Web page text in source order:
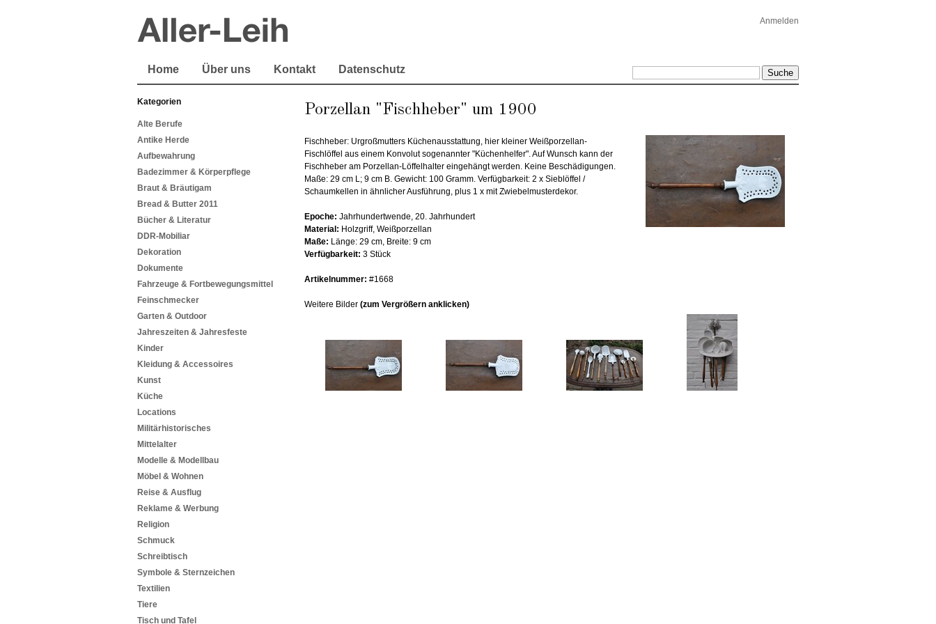
Anmelden
Home Über uns Kontakt Datenschutz
Kategorien
Alte Berufe
Antike Herde
Aufbewahrung
Badezimmer & Körperpflege
Braut & Bräutigam
Bread & Butter 2011
Bücher & Literatur
DDR-Mobiliar
Dekoration
Dokumente
Fahrzeuge & Fortbewegungsmittel
Feinschmecker
Garten & Outdoor
Jahreszeiten & Jahresfeste
Kinder
Kleidung & Accessoires
Kunst
Küche
Locations
Militärhistorisches
Mittelalter
Modelle & Modellbau
Möbel & Wohnen
Reise & Ausflug
Reklame & Werbung
Religion
Schmuck
Schreibtisch
Symbole & Sternzeichen
Textilien
Tiere
Tisch und Tafel
Porzellan "Fischheber" um 1900
Fischheber: Urgroßmutters Küchenausstattung, hier kleiner Weißporzellan-
Fischlöffel aus einem Konvolut sogenannter "Küchenhelfer". Auf Wunsch kann der
Fischheber am Porzellan-Löffelhalter eingehängt werden. Keine Beschädigungen.
Maße: 29 cm L; 9 cm B. Gewicht: 100 Gramm. Verfügbarkeit: 2 x Sieblöffel /
Schaumkellen in ähnlicher Ausführung, plus 1 x mit Zwiebelmusterdekor.
Epoche: Jahrhundertwende, 20. Jahrhundert
Material: Holzgriff, Weißporzellan
Maße: Länge: 29 cm, Breite: 9 cm
Verfügbarkeit: 3 Stück
Artikelnummer: #1668
Weitere Bilder (zum Vergrößern anklicken)